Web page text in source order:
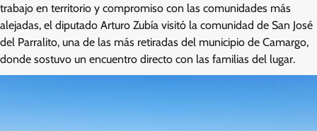
trabajo en territorio y compromiso con las comunidades más
alejadas, el diputado Arturo Zubía visitó la comunidad de San José
del Parralito, una de las más retiradas del municipio de Camargo,
donde sostuvo un encuentro directo con las familias del lugar.